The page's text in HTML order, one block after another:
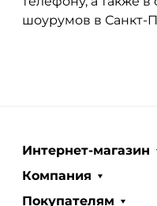
шоурумов в Санкт-
Интернет-магазин
Компания
Покупателям